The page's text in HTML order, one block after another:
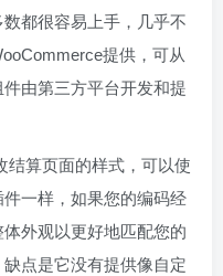
都很容易上手，几乎不
提供，可从
由第三方平台开发和提
结算页面的样式，可以使
一样，如果您的编码经
外观以更好地匹配您的
点是它没有提供像自定